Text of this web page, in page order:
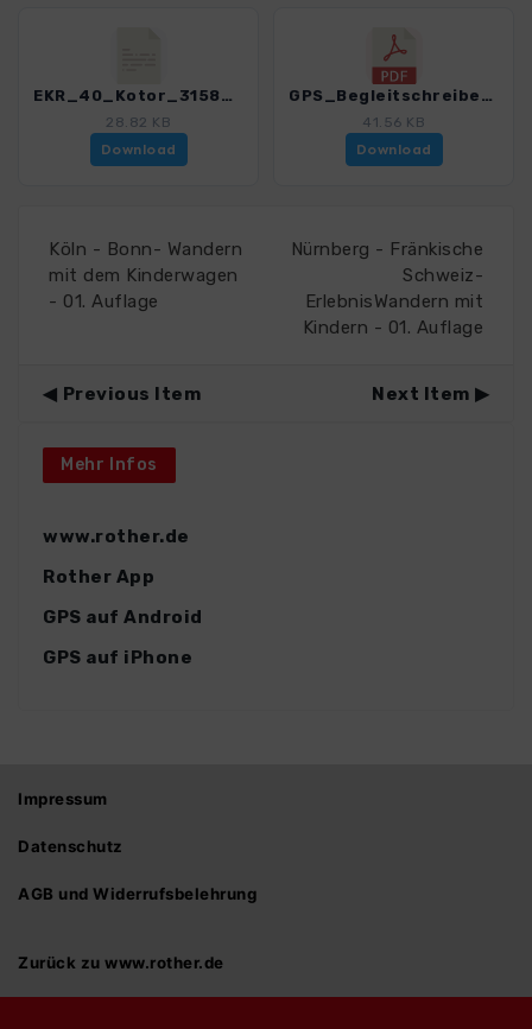
EKR_40_Kotor_3158_1.gpx
28.82 KB
Download
GPS_Begleitschreiben_Download_3158_1.pdf
41.56 KB
Download
Köln - Bonn- Wandern
mit dem Kinderwagen
- 01. Auflage
Nürnberg - Fränkische
Schweiz-
ErlebnisWandern mit
Kindern - 01. Auflage
Previous Item Next Item
Mehr Infos
www.rother.de
Rother App
GPS auf Android
GPS auf iPhone
Impressum
Datenschutz
AGB und Widerrufsbelehrung
Zurück zu www.rother.de